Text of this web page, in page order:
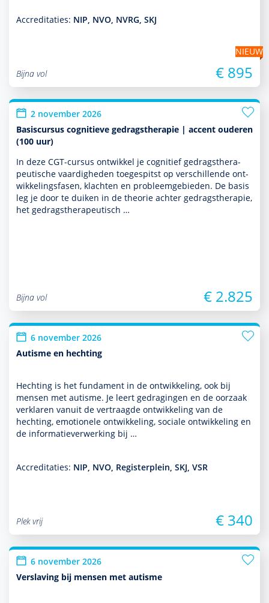
Accreditaties: NIP, NVO, NVRG, SKJ
NIEUW
Bijna vol
€ 895
2 november 2026
Basiscursus cognitieve gedragstherapie | accent ouderen
(100 uur)
In deze CGT-cursus ontwik­kel je cognitief gedrags­thera­
peu­tische vaar­dig­heden toegespitst op ver­schil­lende ont­
wikke­lingsfasen, klachten en probleemgebieden. De basis
leg je door te duiken in de theorie achter gedrags­thera­pie,
het gedrags­thera­peu­tisch …
Bijna vol € 2.825
6 november 2026
Autisme en hechting
Hechting is het fundament in de ont­wikke­ling, ook bij
mensen met autisme. Je leert gedragingen en de oorzaak
verklaren vanuit de vertraagde ont­wikke­ling van de
hechting, emotionele ont­wikke­ling, sociale ont­wikke­ling en
de infor­matieverwerking bij …
Accreditaties: NIP, NVO, Registerplein, SKJ, VSR
Plek vrij € 340
6 november 2026
Verslaving bij mensen met autisme